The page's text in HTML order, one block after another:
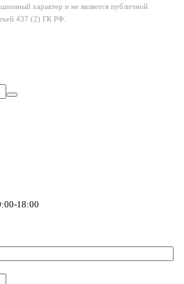
характер и не является публичной
437 (2) ГК РФ.
18:00